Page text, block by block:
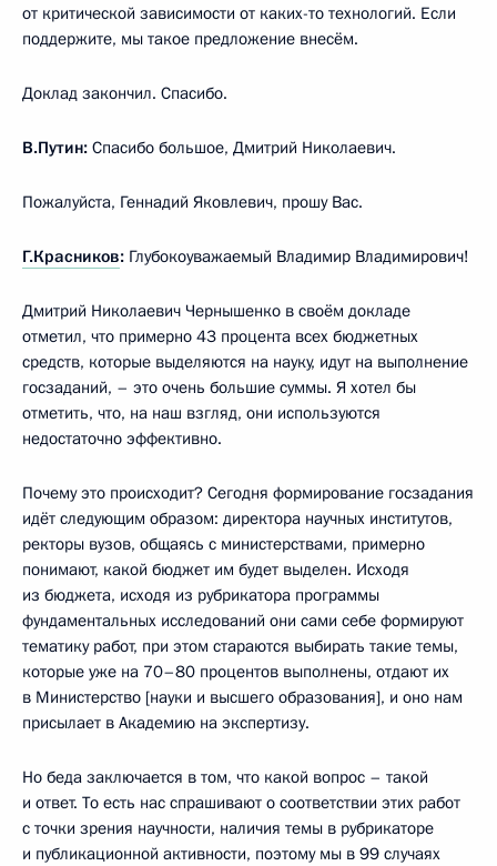
от критической зависимости от каких-то технологий. Если
поддержите, мы такое предложение внесём.
Доклад закончил. Спасибо.
В.Путин: Спасибо большое, Дмитрий Николаевич.
Пожалуйста, Геннадий Яковлевич, прошу Вас.
Г.Красников: Глубокоуважаемый Владимир Владимирович!
Дмитрий Николаевич Чернышенко в своём докладе
отметил, что примерно 43 процента всех бюджетных
средств, которые выделяются на науку, идут на выполнение
госзаданий, – это очень большие суммы. Я хотел бы
отметить, что, на наш взгляд, они используются
недостаточно эффективно.
Почему это происходит? Сегодня формирование госзадания
идёт следующим образом: директора научных институтов,
ректоры вузов, общаясь с министерствами, примерно
понимают, какой бюджет им будет выделен. Исходя
из бюджета, исходя из рубрикатора программы
фундаментальных исследований они сами себе формируют
тематику работ, при этом стараются выбирать такие темы,
которые уже на 70–80 процентов выполнены, отдают их
в Министерство [науки и высшего образования], и оно нам
присылает в Академию на экспертизу.
Но беда заключается в том, что какой вопрос – такой
и ответ. То есть нас спрашивают о соответствии этих работ
с точки зрения научности, наличия темы в рубрикаторе
и публикационной активности, поэтому мы в 99 случаях